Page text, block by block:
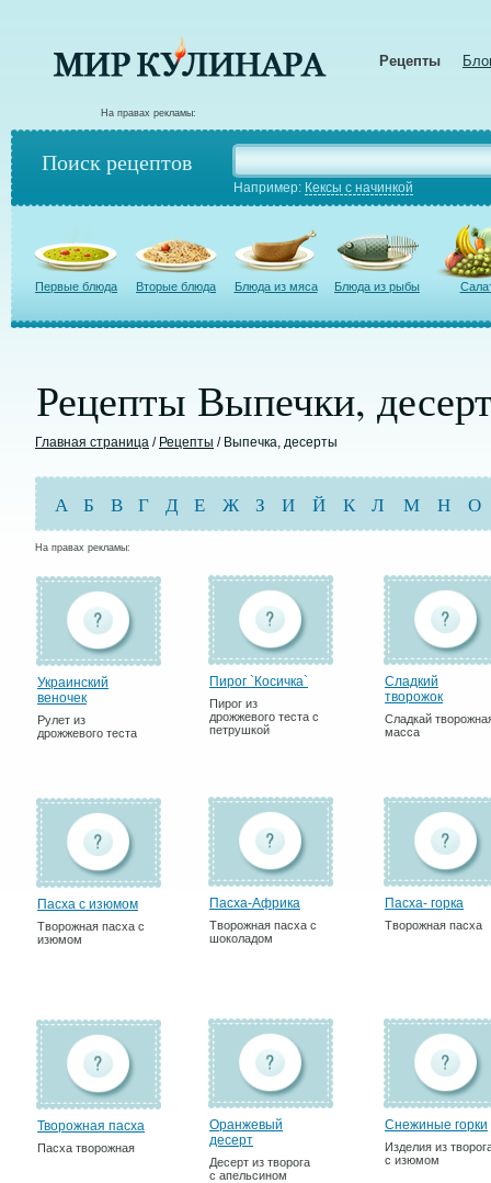
Рецепты
На правах рекламы:
Поиск рецептов
Например: Кексы с начинкой
Первые блюда Вторые блюда Блюда из мяса Блюда из рыбы
Рецепты Выпечки,
Главная страница / Рецепты / Выпечка, десерты
А Б В Г Д Е Ж З И Й К Л М Н О
На правах рекламы:
Украинский
веночек
Рулет из
дрожжевого теста
Пирог `Косичка`
Пирог из
дрожжевого теста с
петрушкой
Сладкий
творожок
Сладкай
масса
Пасха с изюмом
Творожная пасха с
изюмом
Пасха-Африка
Творожная пасха с
шоколадом
Пасха- горка
Творожная пасха
Творожная пасха
Пасха творожная
Оранжевый
десерт
Десерт из творога
с апельсином
Снежиные горки
Изделия из
с изюмом